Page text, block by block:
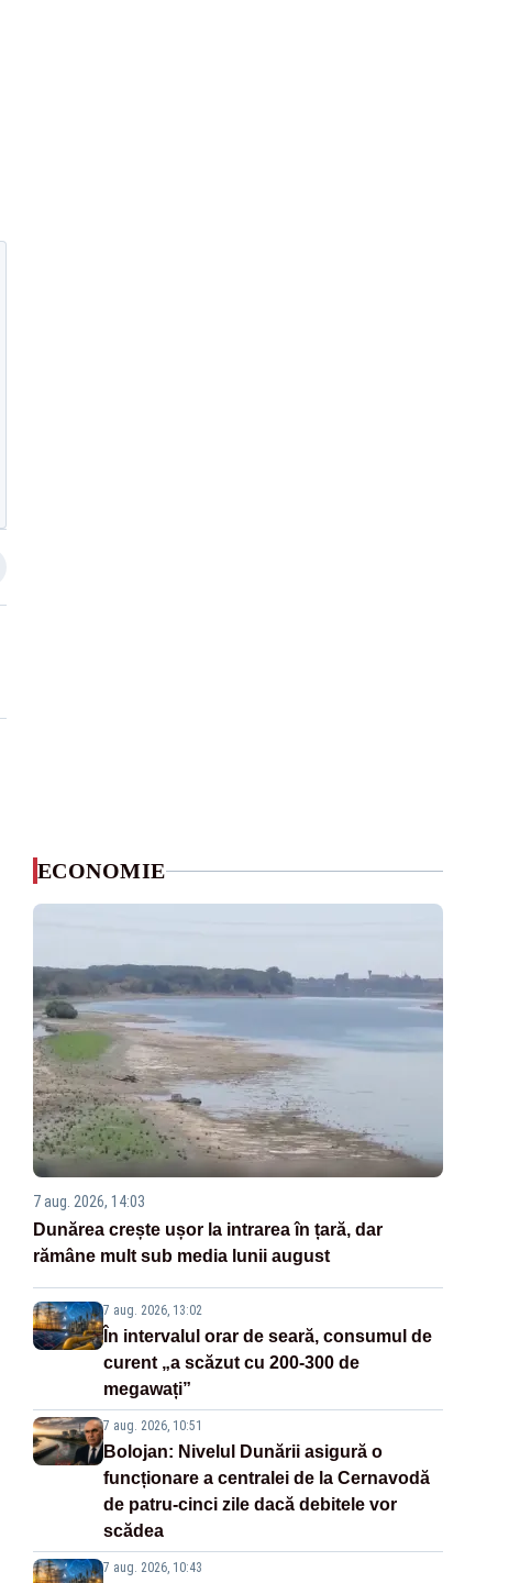
ECONOMIE
7 aug. 2026, 14:03
Dunărea crește ușor la intrarea în țară, dar
rămâne mult sub media lunii august
7 aug. 2026, 13:02
În intervalul orar de seară, consumul de
curent „a scăzut cu 200-300 de
megawați”
7 aug. 2026, 10:51
Bolojan: Nivelul Dunării asigură o
funcționare a centralei de la Cernavodă
de patru-cinci zile dacă debitele vor
scădea
7 aug. 2026, 10:43